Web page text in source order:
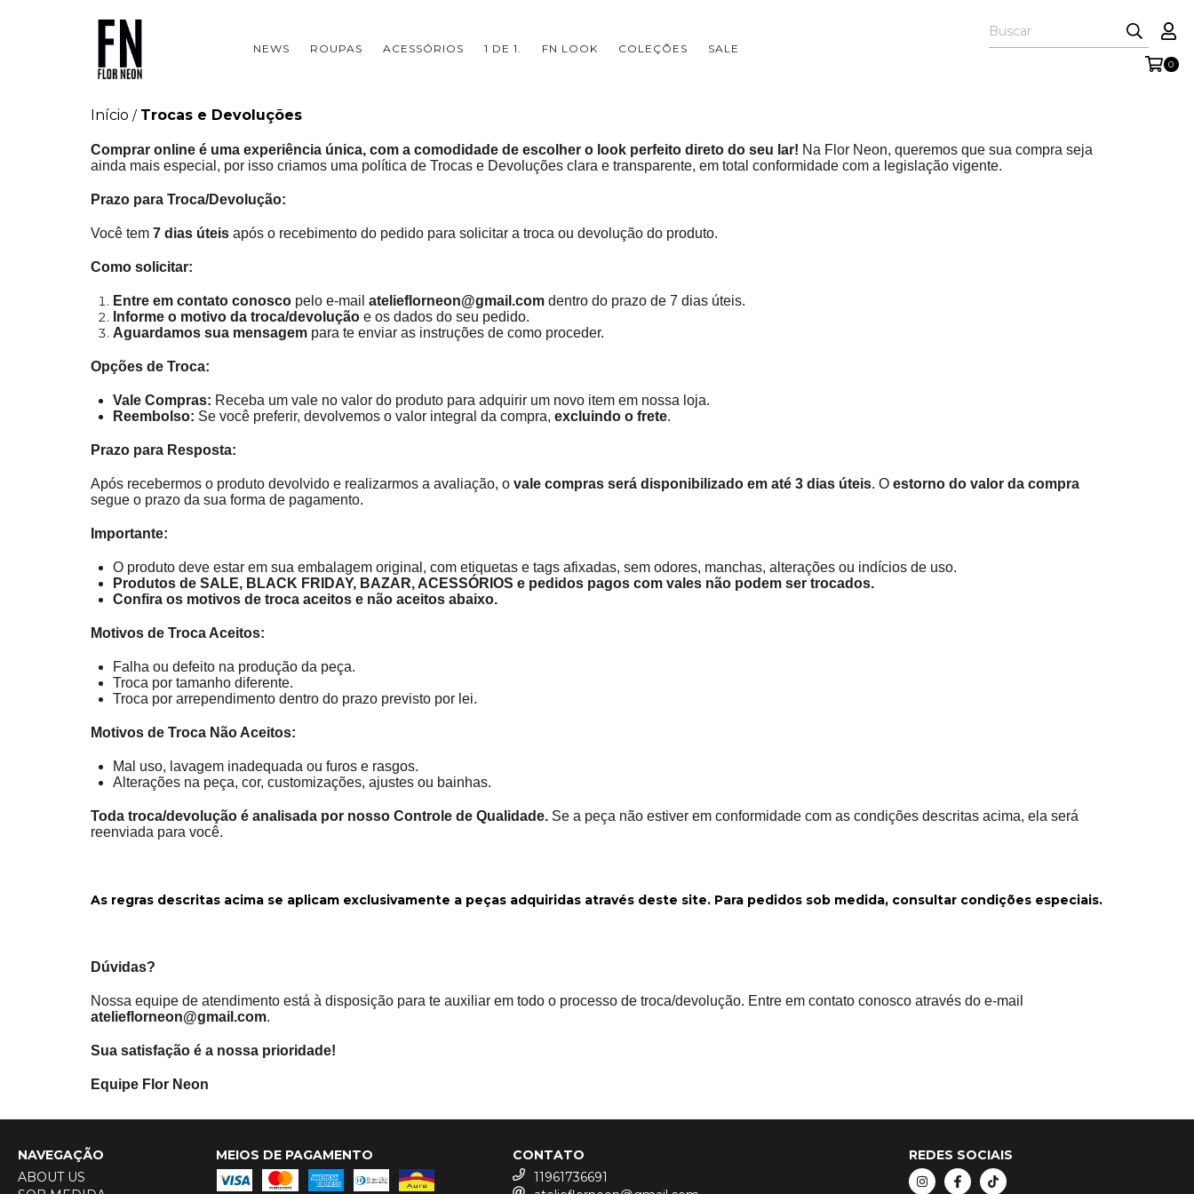
NEWS ROUPAS ACESSÓRIOS 1 DE 1. FN LOOK COLEÇÕES SALE
0
Início / Trocas e Devoluções
Comprar online é uma experiência única, com a comodidade de escolher o look perfeito direto do seu lar! Na Flor Neon, queremos que sua compra seja
ainda mais especial, por isso criamos uma política de Trocas e Devoluções clara e transparente, em total conformidade com a legislação vigente.
Prazo para Troca/Devolução:
Você tem 7 dias úteis após o recebimento do pedido para solicitar a troca ou devolução do produto.
Como solicitar:
Entre em contato conosco pelo e-mail atelieflorneon@gmail.com dentro do prazo de 7 dias úteis.
Informe o motivo da troca/devolução e os dados do seu pedido.
Aguardamos sua mensagem para te enviar as instruções de como proceder.
Opções de Troca:
Vale Compras: Receba um vale no valor do produto para adquirir um novo item em nossa loja.
Reembolso: Se você preferir, devolvemos o valor integral da compra, excluindo o frete.
Prazo para Resposta:
Após recebermos o produto devolvido e realizarmos a avaliação, o vale compras será disponibilizado em até 3 dias úteis. O estorno do valor da compra
segue o prazo da sua forma de pagamento.
Importante:
O produto deve estar em sua embalagem original, com etiquetas e tags afixadas, sem odores, manchas, alterações ou indícios de uso.
Produtos de SALE, BLACK FRIDAY, BAZAR, ACESSÓRIOS e pedidos pagos com vales não podem ser trocados.
Confira os motivos de troca aceitos e não aceitos abaixo.
Motivos de Troca Aceitos:
Falha ou defeito na produção da peça.
Troca por tamanho diferente.
Troca por arrependimento dentro do prazo previsto por lei.
Motivos de Troca Não Aceitos:
Mal uso, lavagem inadequada ou furos e rasgos.
Alterações na peça, cor, customizações, ajustes ou bainhas.
Toda troca/devolução é analisada por nosso Controle de Qualidade. Se a peça não estiver em conformidade com as condições descritas acima, ela será
reenviada para você.
As regras descritas acima se aplicam exclusivamente a peças adquiridas através deste site. Para pedidos sob medida, consultar condições especiais.
Dúvidas?
Nossa equipe de atendimento está à disposição para te auxiliar em todo o processo de troca/devolução. Entre em contato conosco através do e-mail
atelieflorneon@gmail.com.
Sua satisfação é a nossa prioridade!
Equipe Flor Neon
NAVEGAÇÃO
ABOUT US
MEIOS DE PAGAMENTO
CONTATO
11961736691
REDES SOCIAIS